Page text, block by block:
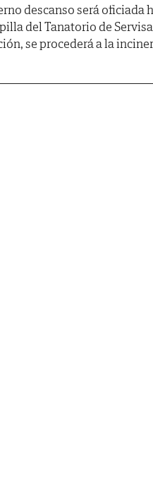
descanso será oficiada
del Tanatorio de
se procederá a la